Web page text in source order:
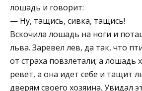
лошадь и говорит:
— Ну, тащись, сивка, тащись!
Вскочила лошадь на ноги и
льва. Заревел лев, да так, что
от страха повзлетали; а лошадь
ревет, а она идет себе и тащит
дверям своего хозяина. Увидал